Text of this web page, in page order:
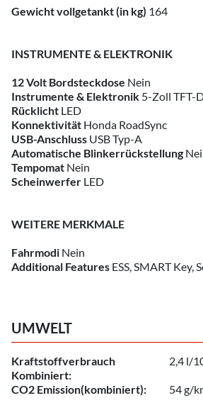
Gewicht vollgetankt (in kg) 164
INSTRUMENTE & ELEKTRONIK
12 Volt Bordsteckdose Nein
Instrumente & Elektronik 5-Zoll TFT-
Rücklicht LED
Konnektivität Honda RoadSync
USB-Anschluss USB Typ-A
Automatische Blinkerrückstellung
Tempomat Nein
Scheinwerfer LED
WEITERE MERKMALE
Fahrmodi Nein
Additional Features ESS, SMART Key,
UMWELT
Kraftstoffverbrauch
Kombiniert:
2,4 l/
CO2 Emission(kombiniert): 54 g/